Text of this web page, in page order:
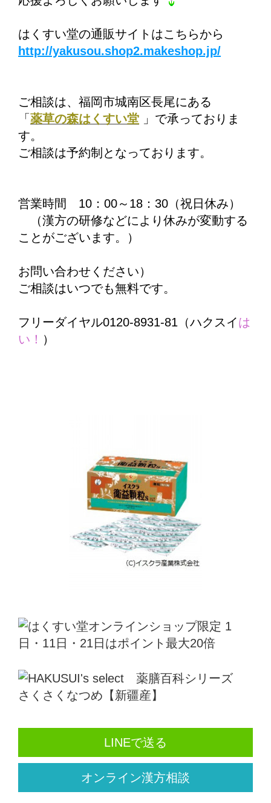
はくすい堂の通販サイトはこちらから
http://yakusou.shop2.makeshop.jp/
ご相談は、福岡市城南区長尾にある
「 薬草の森はくすい堂 」で承っておりま
す。
ご相談は予約制となっております。
営業時間 10：00～18：30（祝日休み）
（漢方の研修などにより休みが変動する
ことがございます。）
お問い合わせください）
ご相談はいつでも無料です。
フリーダイヤル0120-8931-81（ハクスイは
い！ ）
LINEで送る
オンライン漢方相談